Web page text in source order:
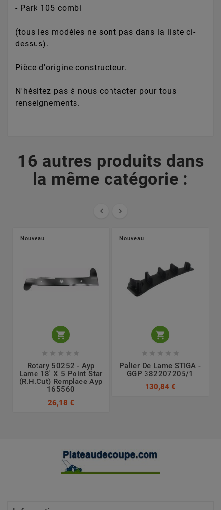
- Park 105 combi
(tous les modèles ne sont pas dans la liste ci-
dessus).
Pièce d'origine constructeur.
N'hésitez pas à nous contacter pour tous
renseignements.
16 autres produits dans
la même catégorie :
 
Nouveau

    
Rotary 50252 - Ayp
Lame 18' X 5 Point Star
(r.h.cut) Remplace Ayp
165560
26,18 €
Nouveau

    
Palier De Lame STIGA -
GGP 382207205/1
130,84 €